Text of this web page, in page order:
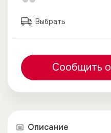
Выбрать
Сообщить
Описание